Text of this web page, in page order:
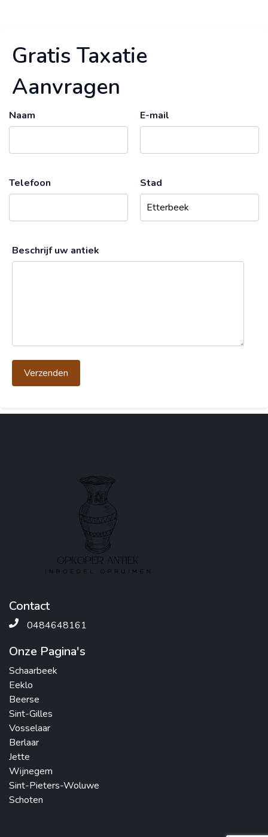
Gratis Taxatie
Aanvragen
Naam E-mail
Telefoon Stad
Beschrijf uw antiek
Verzenden
Contact
0484648161
Onze Pagina's
Schaarbeek
Eeklo
Beerse
Sint-Gilles
Vosselaar
Berlaar
Jette
Wijnegem
Sint-Pieters-Woluwe
Schoten